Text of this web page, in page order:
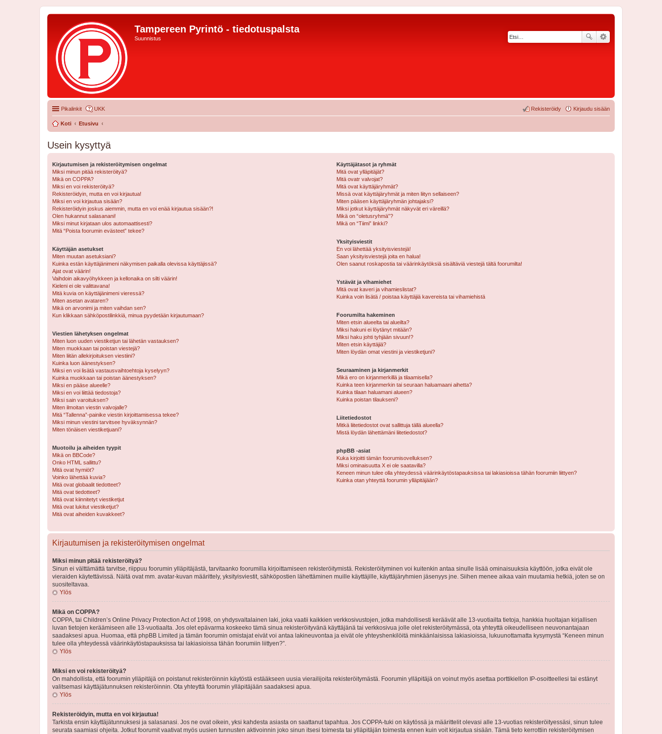
Tampereen Pyrintö - tiedotuspalsta
Suunnistus
Pikalinkit UKK Kirjaudu sisään
Rekisteröidy
Koti Etusivu
Usein kysyttyä
Kirjautumisen ja rekisteröitymisen ongelmat
Miksi minun pitää rekisteröityä?
Mikä on COPPA?
Miksi en voi rekisteröityä?
Rekisteröidyin, mutta en voi kirjautua!
Miksi en voi kirjautua sisään?
Rekisteröidyin joskus aiemmin, mutta en voi enää kirjautua sisään?!
Olen hukannut salasanani!
Miksi minut kirjataan ulos automaattisesti?
Mitä “Poista foorumin evästeet” tekee?
Käyttäjän asetukset
Miten muutan asetuksiani?
Kuinka estän käyttäjänimeni näkymisen paikalla olevissa käyttäjissä?
Ajat ovat väärin!
Vaihdoin aikavyöhykkeen ja kellonaika on silti väärin!
Kieleni ei ole valittavana!
Mitä kuvia on käyttäjänimeni vieressä?
Miten asetan avataren?
Mikä on arvonimi ja miten vaihdan sen?
Kun klikkaan sähköpostilinkkiä, minua pyydetään kirjautumaan?
Viestien lähetyksen ongelmat
Miten luon uuden viestiketjun tai lähetän vastauksen?
Miten muokkaan tai poistan viestejä?
Miten liitän allekirjoituksen viestiini?
Kuinka luon äänestyksen?
Miksi en voi lisätä vastausvaihtoehtoja kyselyyn?
Kuinka muokkaan tai poistan äänestyksen?
Miksi en pääse alueelle?
Miksi en voi liittää tiedostoja?
Miksi sain varoituksen?
Miten ilmoitan viestin valvojalle?
Mitä “Tallenna”-painike viestin kirjoittamisessa tekee?
Miksi minun viestini tarvitsee hyväksynnän?
Miten tönäisen viestiketjuani?
Muotoilu ja aiheiden tyypit
Mikä on BBCode?
Onko HTML sallittu?
Mitä ovat hymiöt?
Voinko lähettää kuvia?
Mitä ovat globaalit tiedotteet?
Mitä ovat tiedotteet?
Mitä ovat kiinnitetyt viestiketjut
Mitä ovat lukitut viestiketjut?
Mitä ovat aiheiden kuvakkeet?
Käyttäjätasot ja ryhmät
Mitä ovat ylläpitäjät?
Mitä ovatr valvojat?
Mitä ovat käyttäjäryhmät?
Missä ovat käyttäjäryhmät ja miten liityn sellaiseen?
Miten pääsen käyttäjäryhmän johtajaksi?
Miksi jotkut käyttäjäryhmät näkyvät eri väreillä?
Mikä on “oletusryhmä”?
Mikä on “Tiimi” linkki?
Yksityisviestit
En voi lähettää yksityisviestejä!
Saan yksityisviestejä joita en halua!
Olen saanut roskapostia tai väärinkäytöksiä sisältäviä viestejä tältä foorumilta!
Ystävät ja vihamiehet
Mitä ovat kaveri ja vihamieslistat?
Kuinka voin lisätä / poistaa käyttäjiä kavereista tai vihamiehistä
Foorumilta hakeminen
Miten etsin alueelta tai alueilta?
Miksi hakuni ei löytänyt mitään?
Miksi haku johti tyhjään sivuun!?
Miten etsin käyttäjiä?
Miten löydän omat viestini ja viestiketjuni?
Seuraaminen ja kirjanmerkit
Mikä ero on kirjanmerkillä ja tilaamisella?
Kuinka teen kirjanmerkin tai seuraan haluamaani aihetta?
Kuinka tilaan haluamani alueen?
Kuinka poistan tilaukseni?
Liitetiedostot
Mitkä liitetiedostot ovat sallittuja tällä alueella?
Mistä löydän lähettämäni liitetiedostot?
phpBB -asiat
Kuka kirjoitti tämän foorumisovelluksen?
Miksi ominaisuutta X ei ole saatavilla?
Keneen minun tulee olla yhteydessä väärinkäytöstapauksissa tai lakiasioissa tähän foorumiin liittyen?
Kuinka otan yhteyttä foorumin ylläpitäjään?
Kirjautumisen ja rekisteröitymisen ongelmat
Miksi minun pitää rekisteröityä?
Sinun ei välttämättä tarvitse, riippuu foorumin ylläpitäjästä, tarvitaanko foorumilla kirjoittamiseen rekisteröitymistä. Rekisteröityminen voi kuitenkin antaa sinulle lisää ominaisuuksia käyttöön, jotka eivät ole
vieraiden käytettävissä. Näitä ovat mm. avatar-kuvan määrittely, yksityisviestit, sähköpostien lähettäminen muille käyttäjille, käyttäjäryhmien jäsenyys jne. Siihen menee aikaa vain muutamia hetkiä, joten se on
suositeltavaa.
Ylös
Mikä on COPPA?
COPPA, tai Children’s Online Privacy Protection Act of 1998, on yhdysvaltalainen laki, joka vaatii kaikkien verkkosivustojen, jotka mahdollisesti keräävät alle 13-vuotiailta tietoja, hankkia huoltajan kirjallisen
luvan tietojen keräämiseen alle 13-vuotiaalta. Jos olet epävarma koskeeko tämä sinua rekisteröityvänä käyttäjänä tai verkkosivua jolle olet rekisteröitymässä, ota yhteyttä oikeudelliseen neuvonantajaan
saadaksesi apua. Huomaa, että phpBB Limited ja tämän foorumin omistajat eivät voi antaa lakineuvontaa ja eivät ole yhteyshenkilöitä minkäänlaisissa lakiasioissa, lukuunottamatta kysymystä “Keneen minun
tulee olla yhteydessä väärinkäytöstapauksissa tai lakiasioissa tähän foorumiin liittyen?”.
Ylös
Miksi en voi rekisteröityä?
On mahdollista, että foorumin ylläpitäjä on poistanut rekisteröinnin käytöstä estääkseen uusia vierailijoita rekisteröitymästä. Foorumin ylläpitäjä on voinut myös asettaa porttikiellon IP-osoitteellesi tai estänyt
valitsemasi käyttäjätunnuksen rekisteröinnin. Ota yhteyttä foorumin ylläpitäjään saadaksesi apua.
Ylös
Rekisteröidyin, mutta en voi kirjautua!
Tarkista ensin käyttäjätunnuksesi ja salasanasi. Jos ne ovat oikein, yksi kahdesta asiasta on saattanut tapahtua. Jos COPPA-tuki on käytössä ja määrittelit olevasi alle 13-vuotias rekisteröityessäsi, sinun tulee
seurata saamiasi ohjeita. Jotkut foorumit vaativat myös uusien tunnusten aktivoinnin joko sinun itsesi toimesta tai ylläpitäjän toimesta ennen kuin voit kirjautua sisään. Tämä tieto kerrottiin rekisteröitymisen